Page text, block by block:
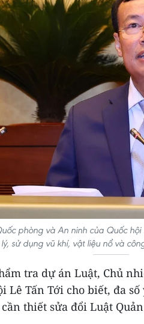
phòng và An ninh của Quốc
sử dụng vũ khí, vật liệu nổ và
tra dự án Luật, Chủ
Lê Tấn Tới cho biết, đa
thiết sửa đổi Luật